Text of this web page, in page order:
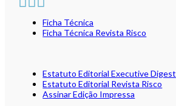
Ficha Técnica
Ficha Técnica Revista Risco
Estatuto Editorial Executive Digest
Estatuto Editorial Revista Risco
Assinar Edição Impressa